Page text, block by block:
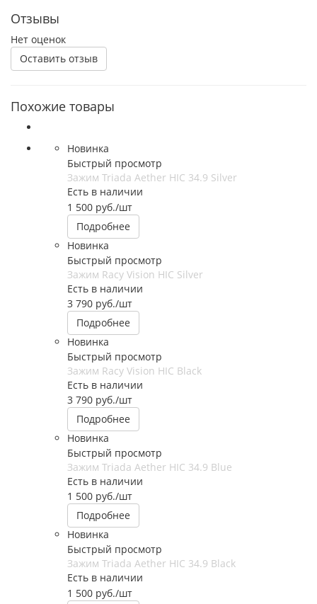
Отзывы
Нет оценок
Оставить отзыв
Похожие товары
Новинка
Быстрый просмотр
Зажим Triada Aether HIC 34.9 Silver
Есть в наличии
1 500 руб./шт
Подробнее
Новинка
Быстрый просмотр
Зажим Racy Vision HIC Silver
Есть в наличии
3 790 руб./шт
Подробнее
Новинка
Быстрый просмотр
Зажим Racy Vision HIC Black
Есть в наличии
3 790 руб./шт
Подробнее
Новинка
Быстрый просмотр
Зажим Triada Aether HIC 34.9 Blue
Есть в наличии
1 500 руб./шт
Подробнее
Новинка
Быстрый просмотр
Зажим Triada Aether HIC 34.9 Black
Есть в наличии
1 500 руб./шт